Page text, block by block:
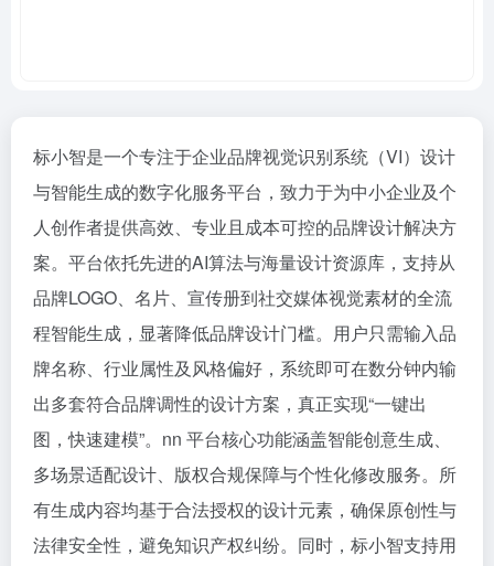
标小智是一个专注于企业品牌视觉识别系统（VI）设计
与智能生成的数字化服务平台，致力于为中小企业及个
人创作者提供高效、专业且成本可控的品牌设计解决方
案。平台依托先进的AI算法与海量设计资源库，支持从
品牌LOGO、名片、宣传册到社交媒体视觉素材的全流
程智能生成，显著降低品牌设计门槛。用户只需输入品
牌名称、行业属性及风格偏好，系统即可在数分钟内输
出多套符合品牌调性的设计方案，真正实现“一键出
图，快速建模”。nn 平台核心功能涵盖智能创意生成、
多场景适配设计、版权合规保障与个性化修改服务。所
有生成内容均基于合法授权的设计元素，确保原创性与
法律安全性，避免知识产权纠纷。同时，标小智支持用